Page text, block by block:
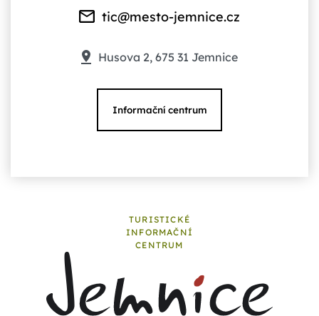
tic@mesto-jemnice.cz
Husova 2, 675 31 Jemnice
Informační centrum
TURISTICKÉ
INFORMAČNÍ
CENTRUM